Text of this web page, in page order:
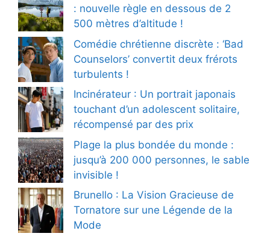
: nouvelle règle en dessous de 2
500 mètres d’altitude !
Comédie chrétienne discrète : ‘Bad
Counselors’ convertit deux frérots
turbulents !
Incinérateur : Un portrait japonais
touchant d’un adolescent solitaire,
récompensé par des prix
Plage la plus bondée du monde :
jusqu’à 200 000 personnes, le sable
invisible !
Brunello : La Vision Gracieuse de
Tornatore sur une Légende de la
Mode